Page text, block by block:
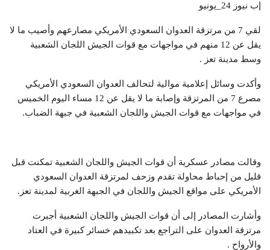
إب نيوز 24_يونيو
لقي 7 من مرتزقة العدوان السعودي الأمريكي مصارعهم وأصيب ما لا
يقل عن 12 منهم في مواجهات مع قوات الجيش اللجان الشعبية
وسط مدينة تعز .
وأكدت وسائل إعلامية موالية لتحالف العدوان السعودي الأمريكي
مصرع 7 من المرتزقة وإصابة ما لا يقل عن 12 مساء اليوم الخميس
في مواجهات مع قوات الجيش واللجان الشعبية في جبهة الضباب.
وقالت مصادر عسكرية أن قوات الجيش واللجان الشعبية تمكنت قبل
قليل من إحباط محاولة تقدم وزحف لمرتزقة العدوان السعودي
الأمريكي على مواقع الجيش واللجان في الجبهة الغربية لمدينة تعز.
وأشارت المصادر إلى أن قوات الجيش واللجان الشعبية أجبرت
مرتزقة العدوان على التراجع بعد تكبيدهم خسائر كبيرة في العتاد
والأرواح .